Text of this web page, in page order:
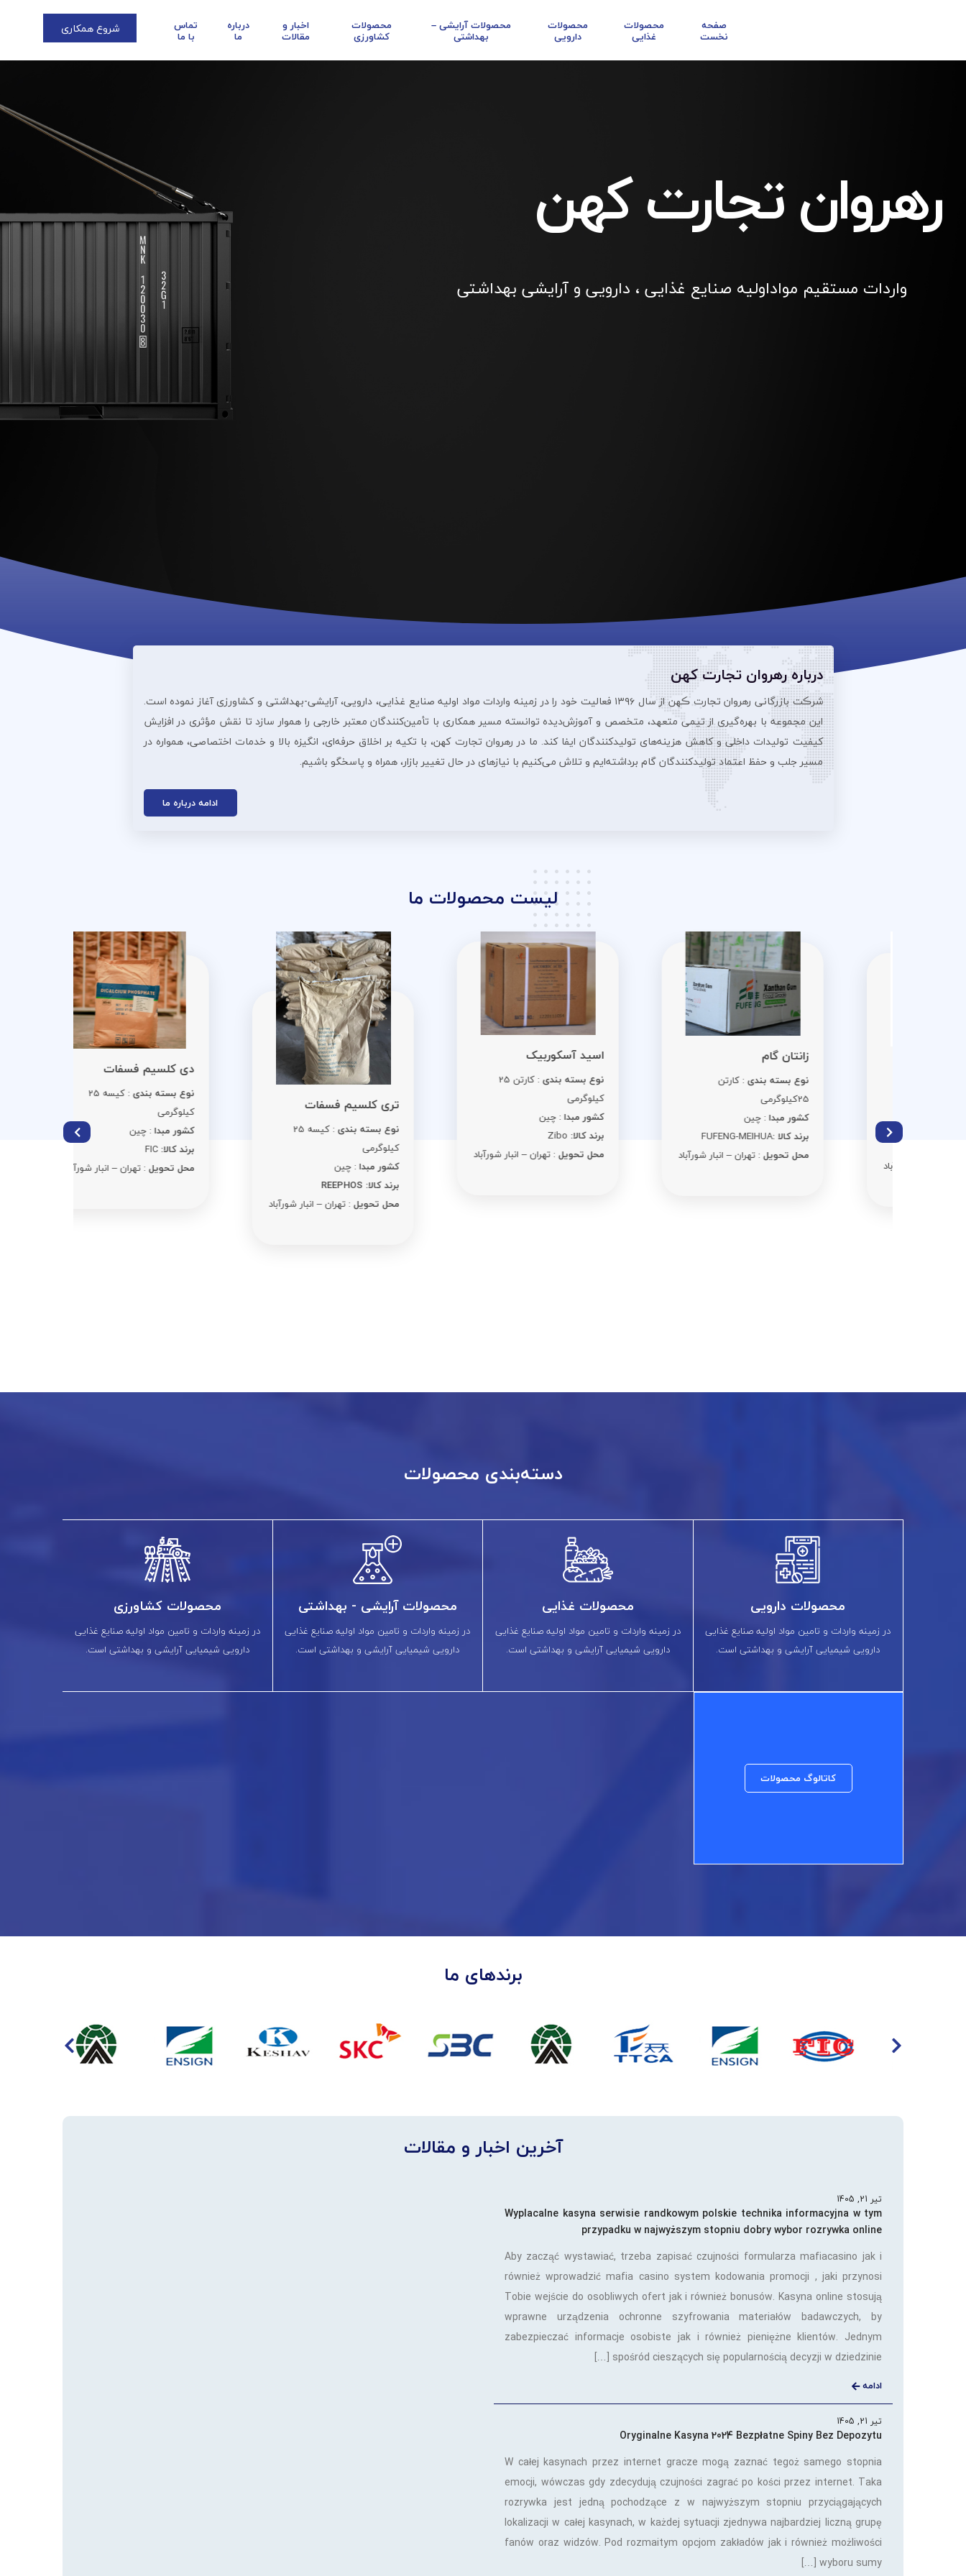
صفحه
نخست
محصولات
غذایی
محصولات
دارویی
محصولات آرایشی –
بهداشتی
محصولات
کشاورزی
اخبار و
مقالات
درباره
ما
تماس
با ما شروع همکاری
رهروان تجارت کهن
واردات مستقیم مواداولیه صنایع غذایی ، دارویی و آرایشی بهداشتی
درباره رهروان تجارت کهن
شرڪت بازرگانی رهروان تجارت ڪهن از سال ۱۳۹۶ فعالیت خود را در زمینه واردات مواد اولیه صنایع غذایی، دارویی، آرایشی‌-بهداشتی و کشاورزی آغاز نموده است.
این مجموعه با بهره‌گیری از تیمی متعهد، متخصص و آموزش‌دیده توانسته مسیر همکاری با تأمین‌کنندگان معتبر خارجی را هموار سازد تا نقش مؤثری در افزایش
کیفیت تولیدات داخلی و کاهش هزینه‌های تولیدکنندگان ایفا کند. ما در رهروان تجارت کهن، با تکیه بر اخلاق حرفه‌ای، انگیزه بالا و خدمات اختصاصی، همواره در
مسیر جلب و حفظ اعتماد تولیدکنندگان گام برداشته‌ایم و تلاش می‌کنیم با نیازهای در حال تغییر بازار، همراه و پاسخگو باشیم.
ادامه درباره ما
لیست محصولات ما
نوع بسته بندی: کارتن
: چین
FUFENG-MEIHUA
: تهران – انبار شورآباد
اسید آسکوربیک
نوع بسته بندی
: کارتن 25
: چین
Zibo
: تهران – انبار شورآباد
تری کلسیم فسفات
نوع بسته بندی
: کیسه 25
: چین
: تهران – انبار شورآباد
دی کلسیم فسفات
نوع بسته بندی
: کیسه 25
: چین
FIC
: تهران – انبار شورآباد
دسته‌بندی محصولات
محصولات دارویی
در زمینه واردات و تامین مواد اولیه صنایع غذایی
دارویی شیمیایی آرایشی و بهداشتی است.
محصولات غذایی
در زمینه واردات و تامین مواد اولیه صنایع غذایی
دارویی شیمیایی آرایشی و بهداشتی است.
محصولات آرایشی - بهداشتی
در زمینه واردات و تامین مواد اولیه صنایع غذایی
دارویی شیمیایی آرایشی و بهداشتی است.
محصولات کشاورزی
در زمینه واردات و تامین مواد اولیه صنایع غذایی
دارویی شیمیایی آرایشی و بهداشتی است.
کاتالوگ محصولات
برندهای ما
آخرین اخبار و مقالات
تیر 21, 1405
Wyplacalne kasyna serwisie randkowym polskie technika informacyjna w tym
przypadku w najwyższym stopniu dobry wybor rozrywka online
Aby zacząć wystawiać, trzeba zapisać czujności formularza mafiacasino jak i
również wprowadzić mafia casino system kodowania promocji , jaki przynosi
Tobie wejście do osobliwych ofert jak i również bonusów. Kasyna online stosują
wprawne urządzenia ochronne szyfrowania materiałów badawczych, by
zabezpieczać informacje osobiste jak i również pieniężne klientów. Jednym
spośród cieszących się popularnością decyzji w dziedzinie […]
ادامه
تیر 21, 1405
Oryginalne Kasyna 2024 Bezpłatne Spiny Bez Depozytu
W całej kasynach przez internet gracze mogą zaznać tegoż samego stopnia
emocji, wówczas gdy zdecydują czujności zagrać po kości przez internet. Taka
rozrywka jest jedną pochodzące z w najwyższym stopniu przyciągających
lokalizacji w całej kasynach, w każdej sytuacji zjednywa najbardziej liczną grupę
fanów oraz widzów. Pod rozmaitym opcjom zakładów jak i również możliwości
wyboru sumy […]